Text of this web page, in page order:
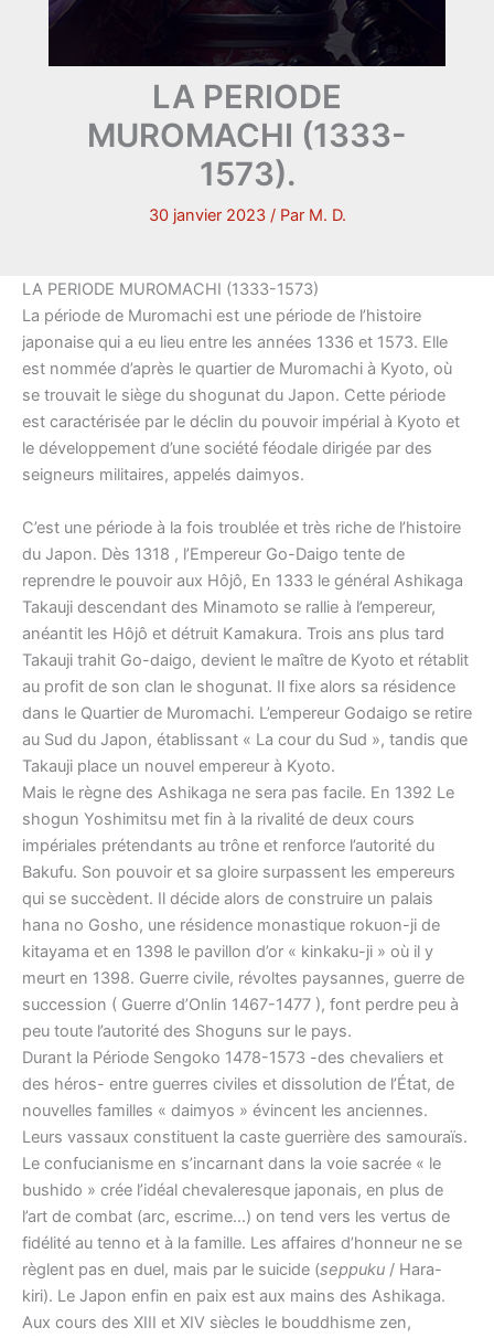
LA PERIODE
MUROMACHI (1333-
1573).
30 janvier 2023 / Par M. D.
LA PERIODE MUROMACHI (1333-1573)
La période de Muromachi est une période de l’histoire
japonaise qui a eu lieu entre les années 1336 et 1573. Elle
est nommée d’après le quartier de Muromachi à Kyoto, où
se trouvait le siège du shogunat du Japon. Cette période
est caractérisée par le déclin du pouvoir impérial à Kyoto et
le développement d’une société féodale dirigée par des
seigneurs militaires, appelés daimyos.
C’est une période à la fois troublée et très riche de l’histoire
du Japon. Dès 1318 , l’Empereur Go-Daigo tente de
reprendre le pouvoir aux Hôjô, En 1333 le général Ashikaga
Takauji descendant des Minamoto se rallie à l’empereur,
anéantit les Hôjô et détruit Kamakura. Trois ans plus tard
Takauji trahit Go-daigo, devient le maître de Kyoto et rétablit
au profit de son clan le shogunat. Il fixe alors sa résidence
dans le Quartier de Muromachi. L’empereur Godaigo se retire
au Sud du Japon, établissant « La cour du Sud », tandis que
Takauji place un nouvel empereur à Kyoto.
Mais le règne des Ashikaga ne sera pas facile. En 1392 Le
shogun Yoshimitsu met fin à la rivalité de deux cours
impériales prétendants au trône et renforce l’autorité du
Bakufu. Son pouvoir et sa gloire surpassent les empereurs
qui se succèdent. Il décide alors de construire un palais
hana no Gosho, une résidence monastique rokuon-ji de
kitayama et en 1398 le pavillon d’or « kinkaku-ji » où il y
meurt en 1398. Guerre civile, révoltes paysannes, guerre de
succession ( Guerre d’Onlin 1467-1477 ), font perdre peu à
peu toute l’autorité des Shoguns sur le pays.
Durant la Période Sengoko 1478-1573 -des chevaliers et
des héros- entre guerres civiles et dissolution de l’État, de
nouvelles familles « daimyos » évincent les anciennes.
Leurs vassaux constituent la caste guerrière des samouraïs.
Le confucianisme en s’incarnant dans la voie sacrée « le
bushido » crée l’idéal chevaleresque japonais, en plus de
l’art de combat (arc, escrime…) on tend vers les vertus de
fidélité au tenno et à la famille. Les affaires d’honneur ne se
règlent pas en duel, mais par le suicide (seppuku / Hara-
kiri). Le Japon enfin en paix est aux mains des Ashikaga.
Aux cours des XIII et XIV siècles le bouddhisme zen,